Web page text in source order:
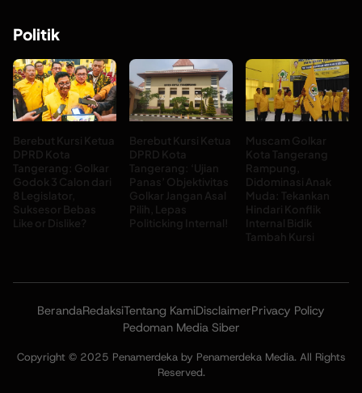
Politik
Berebut Kursi Ketua
DPRD Kota
Tangerang: Golkar
Godok 3 Calon dari
8 Legislator,
Suksesor Bebas
Like or Dislike?
Berebut Kursi Ketua
DPRD Kota
Tangerang: ‘Ujian
Panas’ Objektivitas
Golkar Jangan Asal
Pilih, Lepas
Politicking Internal!
Muscam Golkar
Kota Tangerang
Rampung,
Didominasi Anak
Muda: Tekankan
Hindari Konflik
Internal Bidik
Tambah Kursi
BerandaRedaksiTentang KamiDisclaimerPrivacy Policy
Pedoman Media Siber
Copyright © 2025 Penamerdeka by Penamerdeka Media. All Rights
Reserved.